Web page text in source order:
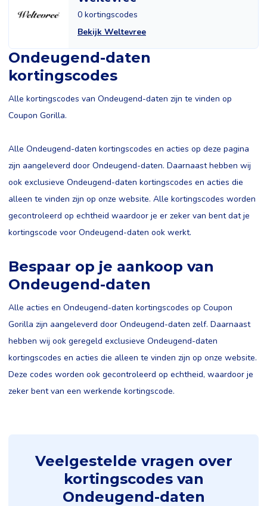
0 kortingscodes
Bekijk Weltevree
Ondeugend-daten
kortingscodes
Alle kortingscodes van Ondeugend-daten zijn te vinden op
Coupon Gorilla.
Alle Ondeugend-daten kortingscodes en acties op deze pagina
zijn aangeleverd door Ondeugend-daten. Daarnaast hebben wij
ook exclusieve Ondeugend-daten kortingscodes en acties die
alleen te vinden zijn op onze website. Alle kortingscodes worden
gecontroleerd op echtheid waardoor je er zeker van bent dat je
kortingscode voor Ondeugend-daten ook werkt.
Bespaar op je aankoop van
Ondeugend-daten
Alle acties en Ondeugend-daten kortingscodes op Coupon
Gorilla zijn aangeleverd door Ondeugend-daten zelf. Daarnaast
hebben wij ook geregeld exclusieve Ondeugend-daten
kortingscodes en acties die alleen te vinden zijn op onze website.
Deze codes worden ook gecontroleerd op echtheid, waardoor je
zeker bent van een werkende kortingscode.
Veelgestelde vragen over
kortingscodes van
Ondeugend-daten